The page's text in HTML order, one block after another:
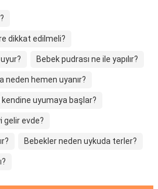
dikkat edilmeli?
Bebek pudrası ne ile yapılır?
neden hemen uyanır?
uyumaya başlar?
gelir evde?
Bebekler neden uykuda terler?